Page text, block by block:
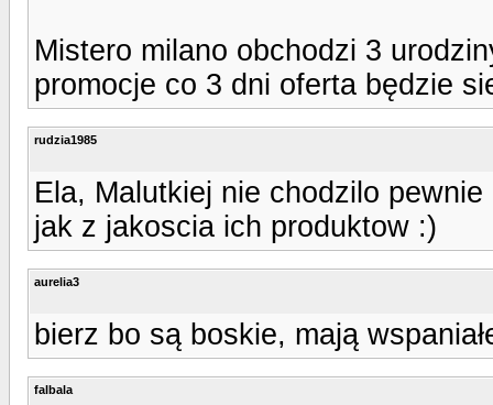
Mistero milano obchodzi 3
promocje co 3 dni oferta będzie
rudzia1985
Ela, Malutkiej nie chodzilo
jak z jakoscia ich produktow :)
aurelia3
bierz bo są boskie, mają
falbala